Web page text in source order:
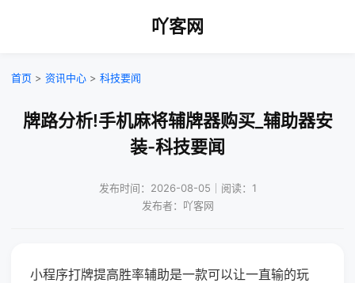
吖客网
首页 > 资讯中心 > 科技要闻
牌路分析!手机麻将辅牌器购买_辅助器安
装-科技要闻
发布时间：2026-08-05｜阅读：1
发布者：吖客网
小程序打牌提高胜率辅助是一款可以让一直输的玩